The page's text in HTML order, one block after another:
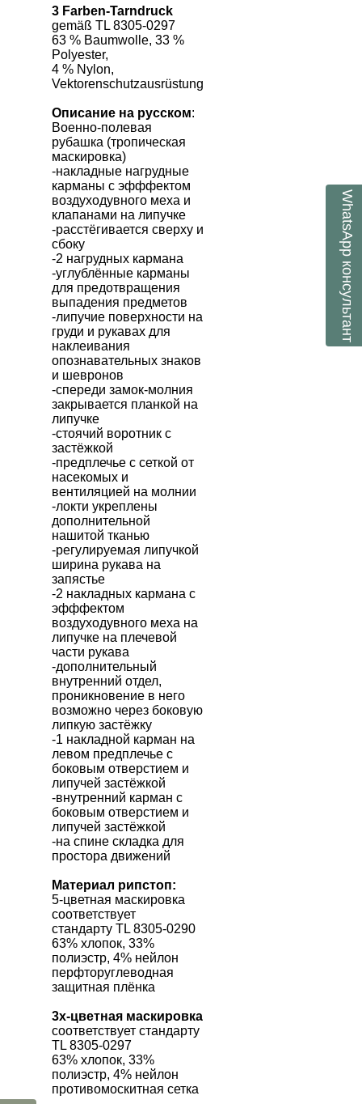
3 Farben-Tarndruck
gemäß TL 8305-0297
63 % Baumwolle, 33 %
Polyester,
4 % Nylon,
Vektorenschutzausrüstung
Описание на русском:
Военно-полевая
рубашка (тропическая
маскировка)
-накладные нагрудные
карманы с эфффектом
воздуходувного меха и
клапанами на липучке
-расстёгивается сверху и
сбоку
-2 нагрудных кармана
-углублённые карманы
для предотвращения
выпадения предметов
-липучие поверхности на
груди и рукавах для
наклеивания
опознавательных знаков
и шевронов
-спереди замок-молния
закрывается планкой на
липучке
-стоячий воротник с
застёжкой
-предплечье с сеткой от
насекомых и
вентиляцией на молнии
-локти укреплены
дополнительной
нашитой тканью
-регулируемая липучкой
ширина рукава на
запястье
-2 накладных кармана с
эфффектом
воздуходувного меха на
липучке на плечевой
части рукава
-дополнительный
внутренний отдел,
проникновение в него
возможно через боковую
липкую застёжку
-1 накладной карман на
левом предплечье с
боковым отверстием и
липучей застёжкой
-внутренний карман с
боковым отверстием и
липучей застёжкой
-на спине складка для
простора движений
Материал рипстоп:
5-цветная маскировка
соответствует
стандарту TL 8305-0290
63% хлопок, 33%
полиэстр, 4% нейлон
перфторуглеводная
защитная плёнка
3х-цветная маскировка
соответствует стандарту
TL 8305-0297
63% хлопок, 33%
полиэстр, 4% нейлон
противомоскитная сетка
WhatsApp
консультант